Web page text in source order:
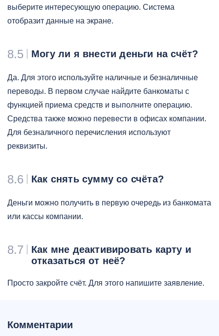
выберите интересующую операцию. Система
отобразит данные на экране.
8.5 Могу ли я внести деньги на счёт?
Да. Для этого используйте наличные и безналичные
переводы. В первом случае найдите банкоматы с
функцией приема средств и выполните операцию.
Средства также можно перевести в офисах компании.
Для безналичного перечисления используют
реквизиты.
8.6 Как снять сумму со счёта?
Деньги можно получить в первую очередь из банкомата
или кассы компании.
8.7
Как мне деактивировать карту и
отказаться от неё?
Просто закройте счёт. Для этого напишите заявление.
Комментарии